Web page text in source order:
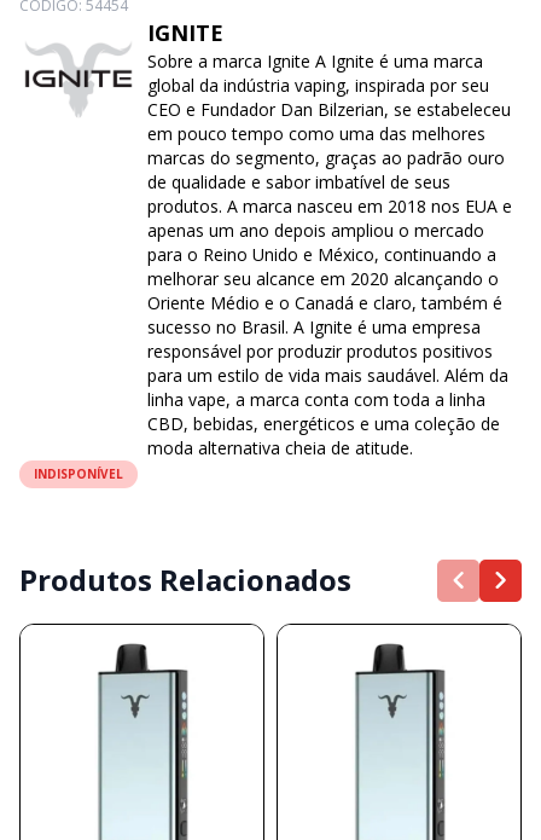
CÓDIGO: 54454
IGNITE
Sobre a marca Ignite A Ignite é uma marca
global da indústria vaping, inspirada por seu
CEO e Fundador Dan Bilzerian, se estabeleceu
em pouco tempo como uma das melhores
marcas do segmento, graças ao padrão ouro
de qualidade e sabor imbatível de seus
produtos. A marca nasceu em 2018 nos EUA e
apenas um ano depois ampliou o mercado
para o Reino Unido e México, continuando a
melhorar seu alcance em 2020 alcançando o
Oriente Médio e o Canadá e claro, também é
sucesso no Brasil. A Ignite é uma empresa
responsável por produzir produtos positivos
para um estilo de vida mais saudável. Além da
linha vape, a marca conta com toda a linha
CBD, bebidas, energéticos e uma coleção de
moda alternativa cheia de atitude.
INDISPONÍVEL
Produtos Relacionados